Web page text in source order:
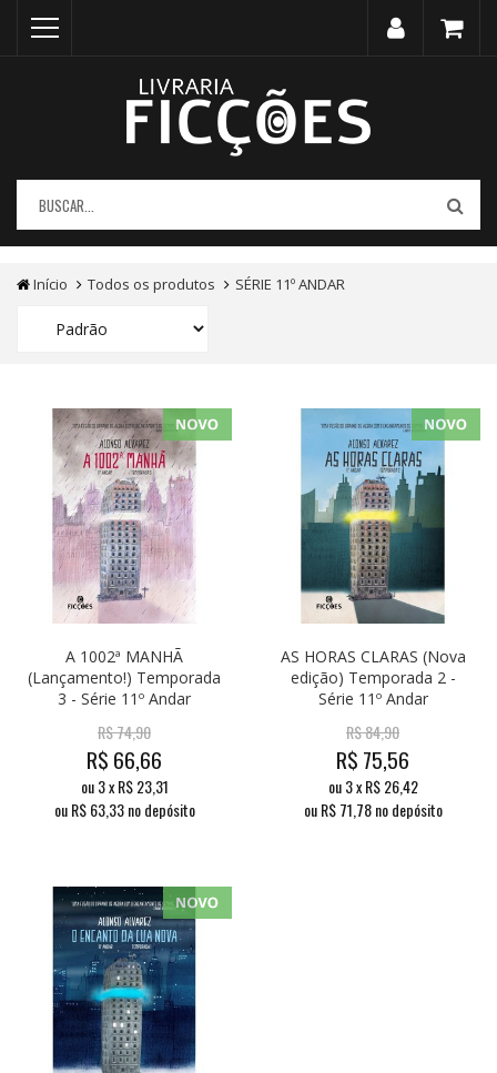
Início Todos os produtos SÉRIE 11º ANDAR
A 1002ª MANHÃ
(Lançamento!) Temporada
3 - Série 11º Andar
R$74,90
R$ 66,66
ou3x R$23,31
ou R$63,33 no depósito
AS HORAS CLARAS (Nova
edição) Temporada 2 -
Série 11º Andar
R$84,90
R$ 75,56
ou3x R$26,42
ou R$71,78 no depósito